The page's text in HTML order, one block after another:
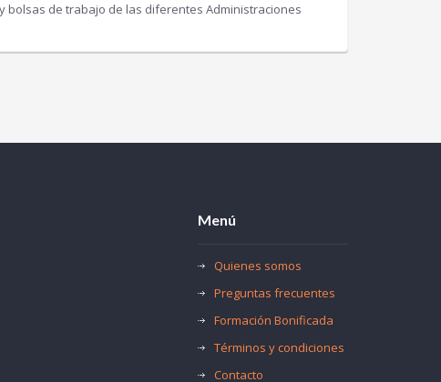
bolsas de trabajo de las diferentes Administraciones
Menú
Quienes somos
Preguntas frecuentes
Formación Bonificada
Términos y condiciones
Contacto